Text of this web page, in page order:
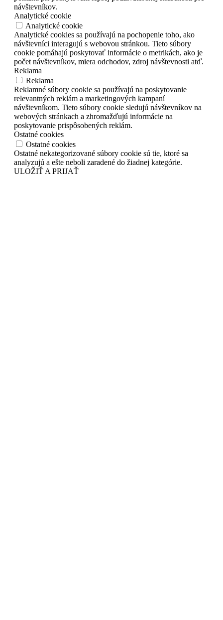
návštevníkov.
Analytické cookie
Analytické cookie
Analytické cookies sa používajú na pochopenie toho, ako
návštevníci interagujú s webovou stránkou. Tieto súbory
cookie pomáhajú poskytovať informácie o metrikách, ako je
počet návštevníkov, miera odchodov, zdroj návštevnosti atď.
Reklama
Reklama
Reklamné súbory cookie sa používajú na poskytovanie
relevantných reklám a marketingových kampaní
návštevníkom. Tieto súbory cookie sledujú návštevníkov na
webových stránkach a zhromažďujú informácie na
poskytovanie prispôsobených reklám.
Ostatné cookies
Ostatné cookies
Ostatné nekategorizované súbory cookie sú tie, ktoré sa
analyzujú a ešte neboli zaradené do žiadnej kategórie.
ULOŽIŤ A PRIJAŤ